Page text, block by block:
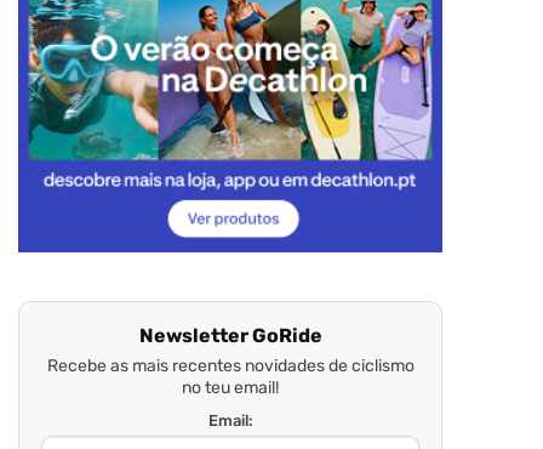
Newsletter GoRide
Recebe as mais recentes novidades de ciclismo
no teu email!
Email: